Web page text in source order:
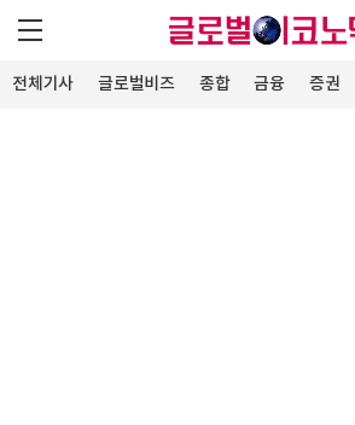
전체기사 글로벌비즈 종합 금융 증권